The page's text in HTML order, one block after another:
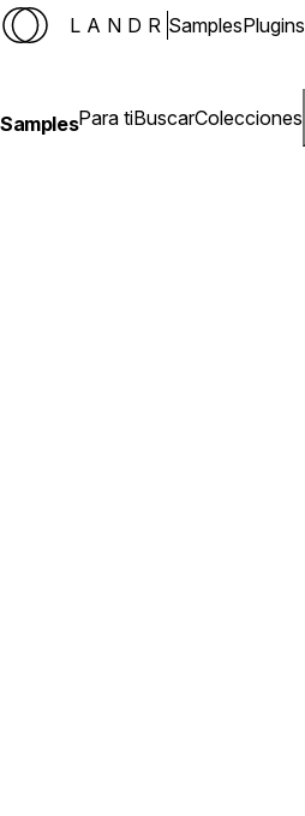
LANDR SamplesPlugins
SamplesPara tiBuscarColecciones